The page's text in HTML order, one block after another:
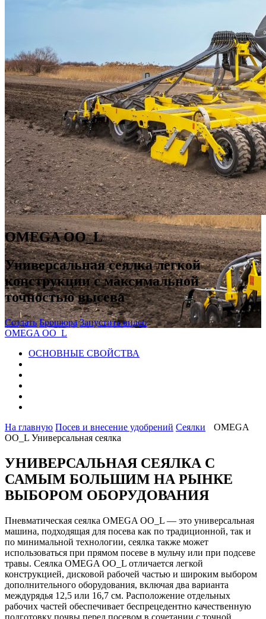
OMEGA OO_L
Универсальная сеялка легкой
конструкции с максимальной
точностью высева
Создать Брошюра Запустить видео
OMEGA OO_L
ОСНОВНЫЕ СВОЙСТВА
На главную Посев и внесение удобрений Сеялки
OMEGA
OO_L Универсальная сеялка
УНИВЕРСАЛЬНАЯ СЕЯЛКА С
САМЫМ БОЛЬШИМ НА РЫНКЕ
ВЫБОРОМ ОБОРУДОВАНИЯ
Пневматическая сеялка OMEGA OO_L — это универсальная
машина, подходящая для посева как по традиционной, так и
по минимальной технологии, сеялка также может
использоваться при прямом посеве в мульчу или при подсеве
травы. Сеялка OMEGA OO_L отличается легкой
конструкцией, дисковой рабочей частью и широким выбором
дополнительного оборудования, включая два варианта
междурядья 12,5 или 16,7 см. Расположение отдельных
рабочих частей обеспечивает беспрецедентно качественную
подготовку почвы перед посевом в сочетании с точной